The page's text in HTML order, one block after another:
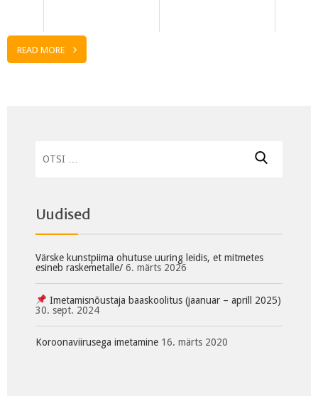
READ MORE
Uudised
Värske kunstpiima ohutuse uuring leidis, et mitmetes
esineb raskemetalle/ 6. märts 2026
Imetamisnõustaja baaskoolitus (jaanuar – aprill 2025)
30. sept. 2024
Koroonaviirusega imetamine 16. märts 2020